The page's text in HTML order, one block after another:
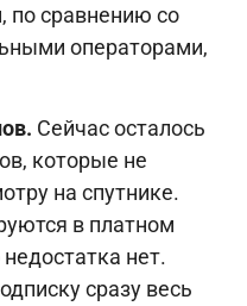
по сравнению со
операторами,
Сейчас осталось
которые не
на спутнике.
в платном
нет.
сразу весь